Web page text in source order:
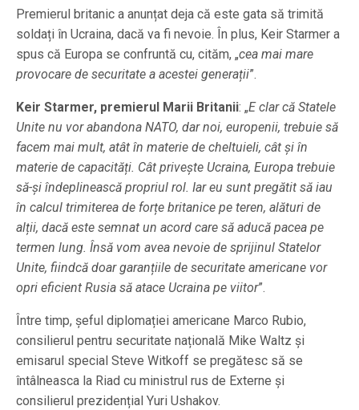
Premierul britanic a anunțat deja că este gata să trimită
soldați în Ucraina, dacă va fi nevoie. În plus, Keir Starmer a
spus că Europa se confruntă cu, cităm, „cea mai mare
provocare de securitate a acestei generații”.
Keir Starmer, premierul Marii Britanii: „E clar că Statele
Unite nu vor abandona NATO, dar noi, europenii, trebuie să
facem mai mult, atât în materie de cheltuieli, cât și în
materie de capacități. Cât privește Ucraina, Europa trebuie
să-și îndeplinească propriul rol. Iar eu sunt pregătit să iau
în calcul trimiterea de forțe britanice pe teren, alături de
alții, dacă este semnat un acord care să aducă pacea pe
termen lung. Însă vom avea nevoie de sprijinul Statelor
Unite, fiindcă doar garanțiile de securitate americane vor
opri eficient Rusia să atace Ucraina pe viitor”.
Între timp, șeful diplomației americane Marco Rubio,
consilierul pentru securitate națională Mike Waltz și
emisarul special Steve Witkoff se pregătesc să se
întâlneasca la Riad cu ministrul rus de Externe și
consilierul prezidențial Yuri Ushakov.